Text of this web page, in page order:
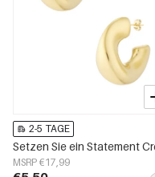
2-5 TAGE
MSRP €17,99